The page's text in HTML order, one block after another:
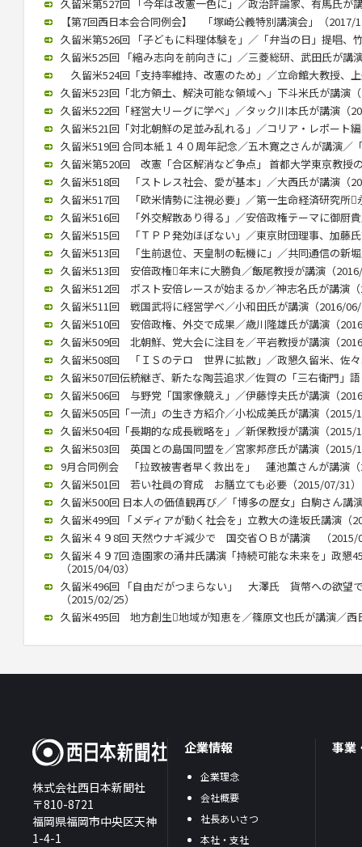
久留米第527回 「今年は改憲一色に」／政治評論家、有馬氏が
【第7回西日本会合同例会】 「塚崎公義特別講演会」（2017/
久留米第526回 「子どもに料理体験を」／「弁当の日」提唱、
久留米525回 「縮み志向を前向きに」／三菱総研、武田氏が講
久留米524回「支持率維持、改憲のため」／立命館大教授、
久留米523回「北方領土、解決可能な領域へ」下斗米氏が講演
久留米522回「経営大リーグに学べ」／タック川本氏が講演（
久留米521回「対北朝鮮の足並み乱れる」／コリア・レポート
久留米519回 合同本紙１４０周年記念／五木寛之さんが講演／
久留米第520回 改憲「合区解消など争点」 首都大学東京教授
久留米518回 「ストレス社会、愛が基本」／大西氏が講演（
久留米517回 「欧米情勢に注視必要」／第一生命経済研究所
久留米516回 「外交解散あり得る」／安倍政権テーマに御厨
久留米515回 「ＴＰＰ発効ほぼない」／東京財団理事、加藤
久留米513回 「生前退位、天皇制の転機に」／共同通信の新
久留米513回 安倍政権年末に大勝負／飯尾教授が講演（
久留米512回 ポスト安倍レースが始まるか／神志名氏が講演
久留米511回 戦国武将に経営学べ／小和田氏が講演（2016/
久留米510回 安倍政権、外交で成果／歳川隆雄氏が講演（
久留米509回 北朝鮮、党大会に注目を／平岩教授が講演（
久留米508回 「ＩＳのテロ 世界に拡散」／政懇久留米、佐
久留米507回伝統継ぎ、新たな陶芸追求／佐賀の「三右衛門」
久留米506回 与野党「国家像競え」／伊藤惇夫氏が講演（
久留米505回「一流」の生き方紹介／小松成美氏が講演（2015/
久留米504回「長期的な成長戦略を」／新保教授が講演（2015/
久留米503回 英国との島国同盟を／宮家邦彦氏が講演（2015/
9月合同例会 「拉致被害者早く救出を」 蓮池薫さんが講演
久留米501回 若い社員の育成 お膳立ても必要（2015/07/31）
久留米500回 日本人の価値観再び／「博多の歴女」白駒さん
久留米499回 「メディアが動く社会を」立教大の逢坂氏講演（
久留米４９8回 天然ウナギ減少で 国交省ＯＢが講演 （2015/
久留米４９7回 造園家の涌井氏講演「持続可能な未来を」政懇
（2015/04/03）
久留米496回 「自由だがつまらない」 大澤氏 貨幣への欲望
（2015/02/25）
久留米495回 地方創生地域が知恵を／篠原文也氏が講演／西
株式会社西日本新聞社
〒810-8721
福岡県福岡市中央区天神
1-4-1
企業情報
企業理念
会社概要
社長あいさつ
本社・支社
事業